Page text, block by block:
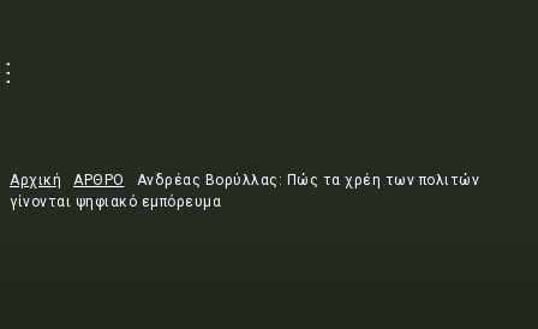
Αρχική ΑΡΘΡΟ
Ανδρέας Βορύλλας: Πώς τα χρέη των πολιτών
γίνονται ψηφιακό εµπόρευµα